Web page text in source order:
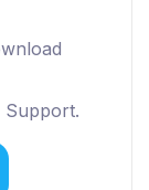
Support.